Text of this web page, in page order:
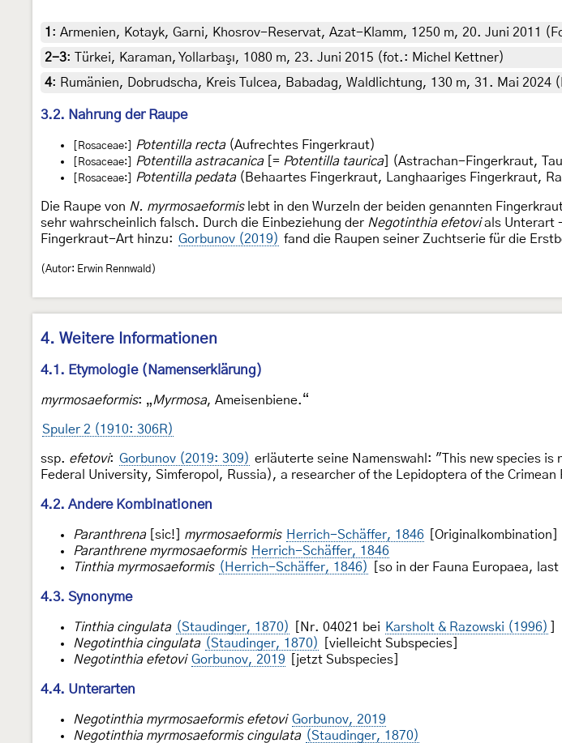
1 : Armenien, Kotayk, Garni, Khosrov-Reservat, Azat-Klamm, 1250 m, 20. Juni 2011
2-3:
Türkei, Karaman, Yollarbaşı, 1080 m, 23. Juni 2015 (fot.: Michel Kettner)
4: Rumänien, Dobrudscha, Kreis Tulcea, Babadag, Waldlichtung, 130 m, 31. Mai 2024
3.2. Nahrung der Raupe
[Rosaceae:] Potentilla recta(Aufrechtes Fingerkraut)
[Rosaceae:] Potentilla astracanica[= Potentilla taurica] (Astrachan-Fingerkraut,
[Rosaceae:] Potentilla pedata(Behaartes Fingerkraut, Langhaariges Fingerkraut,
Die Raupe von N. myrmosaeformislebt in den Wurzeln der beiden genannten
sehr wahrscheinlich falsch. Durch die Einbeziehung der Negotinthia efetovials Unterart
Fingerkraut-Art hinzu: Gorbunov (2019) fand die Raupen seiner Zuchtserie für die
(Autor: Erwin Rennwald)
4. Weitere Informationen
4.1. Etymologie (Namenserklärung)
myrmosaeformis: „Myrmosa, Ameisenbiene.“
Spuler 2 (1910: 306R)
ssp. efetovi: Gorbunov (2019: 309) erläuterte seine Namenswahl: "This new species
Federal University, Simferopol, Russia), a researcher of the Lepidoptera of the
4.2. Andere Kombinationen
Paranthrena[sic!] myrmosaeformis Herrich-Schäffer, 1846
[Originalkombination]
Paranthrene myrmosaeformis Herrich-Schäffer, 1846
Tinthia myrmosaeformis (Herrich-Schäffer, 1846) [so in der Fauna Europaea,
4.3. Synonyme
Tinthia cingulata (Staudinger, 1870) [Nr. 04021 bei Karsholt & Razowski (1996)
Negotinthia cingulata (Staudinger, 1870)
[vielleicht Subspecies]
Negotinthia efetovi Gorbunov, 2019 [jetzt Subspecies]
4.4. Unterarten
Negotinthia myrmosaeformis efetovi Gorbunov, 2019
Negotinthia myrmosaeformis cingulata (Staudinger, 1870)